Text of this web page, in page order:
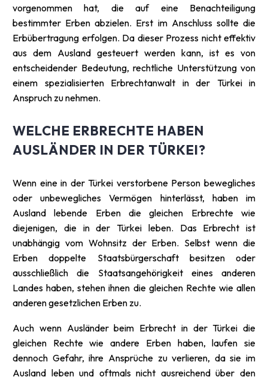
vorgenommen hat, die auf eine Benachteiligung
bestimmter Erben abzielen. Erst im Anschluss sollte die
Erbübertragung erfolgen. Da dieser Prozess nicht effektiv
aus dem Ausland gesteuert werden kann, ist es von
entscheidender Bedeutung, rechtliche Unterstützung von
einem spezialisierten Erbrechtanwalt in der Türkei in
Anspruch zu nehmen.
WELCHE ERBRECHTE HABEN
AUSLÄNDER IN DER TÜRKEI?
Wenn eine in der Türkei verstorbene Person bewegliches
oder unbewegliches Vermögen hinterlässt, haben im
Ausland lebende Erben die gleichen Erbrechte wie
diejenigen, die in der Türkei leben. Das Erbrecht ist
unabhängig vom Wohnsitz der Erben. Selbst wenn die
Erben doppelte Staatsbürgerschaft besitzen oder
ausschließlich die Staatsangehörigkeit eines anderen
Landes haben, stehen ihnen die gleichen Rechte wie allen
anderen gesetzlichen Erben zu.
Auch wenn Ausländer beim Erbrecht in der Türkei die
gleichen Rechte wie andere Erben haben, laufen sie
dennoch Gefahr, ihre Ansprüche zu verlieren, da sie im
Ausland leben und oftmals nicht ausreichend über den